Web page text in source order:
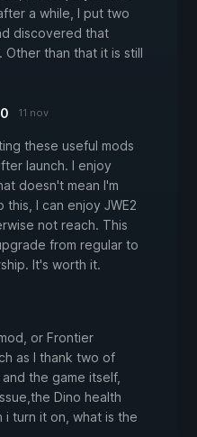
a while, I put two
discovered that
Other than that it is still
11 nov
these useful mods
launch. I enjoy
doesn't mean I'm
I can enjoy JWE2
not reach. This
from regular to
It's worth it.
or Frontier
as I thank two of
the game itself,
Dino health
turn it on, what is the